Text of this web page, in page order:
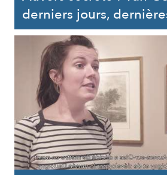
derniers jours,